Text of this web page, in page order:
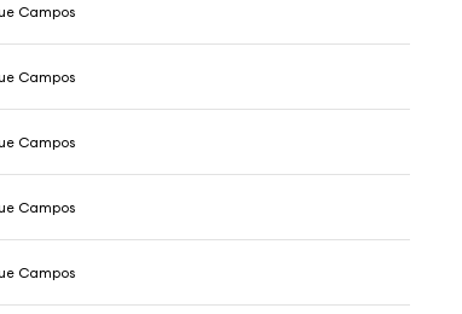
Campos
Campos
Campos
Campos
Campos